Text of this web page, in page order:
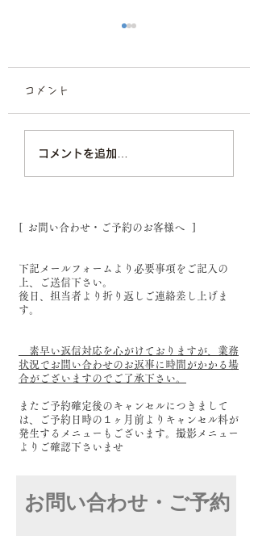
プロフィール撮影/宣材
撮影スタジオ
コメント
コメントを追加…
[ お問い合わせ・ご予約のお客様へ ]
下記メールフォームより必要事項をご記入の
上、ご送信下さい。
後日、担当者より折り返しご連絡差し上げま
す。
素早い返信対応を心がけておりますが、業務
状況でお問い合わせのお返事に時間がかかる場
合がございますのでご了承下さい。
またご予約確定後のキャンセルにつきまして
は、ご予約日時の１ヶ月前よりキャンセル料が
発生するメニューもございます。撮影メニュー
よりご確認下さいませ
お問い合わせ・ご予約